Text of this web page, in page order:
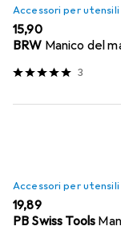
Accessori per utensili
EUR
15,90
BRW Manico del
3
Accessori per utensili
EUR
19,89
PB Swiss Tools